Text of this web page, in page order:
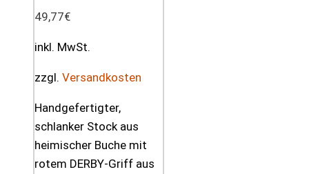
49,77€
inkl. MwSt.
zzgl. Versandkosten
Handgefertigter,
schlanker Stock aus
heimischer Buche mit
rotem DERBY-Griff aus